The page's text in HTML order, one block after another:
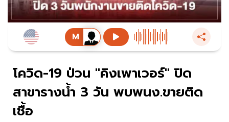
โควิด-19 ป่วน "คิงเพาเวอร์" ปิด
สาขารางน้ำ 3 วัน พบพนง.ขายติด
เชื้อ